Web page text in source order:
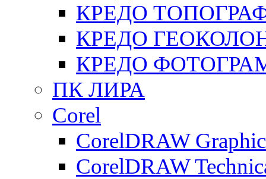
КРЕДО
КРЕДО
КРЕДО
ПК ЛИРА
Corel
CorelDRAW
CorelDRAW